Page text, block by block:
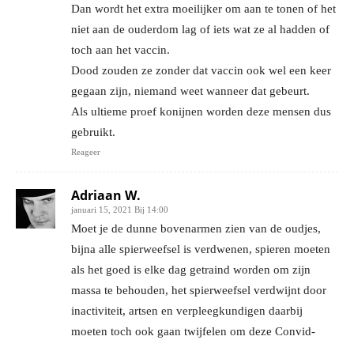
Dan wordt het extra moeilijker om aan te tonen of het
niet aan de ouderdom lag of iets wat ze al hadden of
toch aan het vaccin.
Dood zouden ze zonder dat vaccin ook wel een keer
gegaan zijn, niemand weet wanneer dat gebeurt.
Als ultieme proef konijnen worden deze mensen dus
gebruikt.
Reageer
Adriaan W.
januari 15, 2021 Bij 14:00
Moet je de dunne bovenarmen zien van de oudjes,
bijna alle spierweefsel is verdwenen, spieren moeten
als het goed is elke dag getraind worden om zijn
massa te behouden, het spierweefsel verdwijnt door
inactiviteit, artsen en verpleegkundigen daarbij
moeten toch ook gaan twijfelen om deze Convid-